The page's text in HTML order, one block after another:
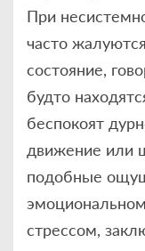
При
часто
состояние,
будто
беспокоят
движение или
подобные
стрессом,